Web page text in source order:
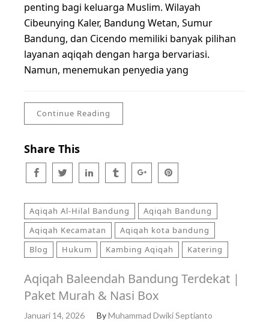
penting bagi keluarga Muslim. Wilayah
Cibeunying Kaler, Bandung Wetan, Sumur
Bandung, dan Cicendo memiliki banyak pilihan
layanan aqiqah dengan harga bervariasi.
Namun, menemukan penyedia yang
Continue Reading
Share This
Aqiqah Al-Hilal Bandung
Aqiqah Bandung
Aqiqah Kecamatan
Aqiqah kota bandung
Blog
Hukum Kambing Aqiqah Katering
Aqiqah Baleendah Bandung Terdekat |
Paket Murah & Nasi Box
Januari 14, 2026 ByMuhammad Dwiki Septianto